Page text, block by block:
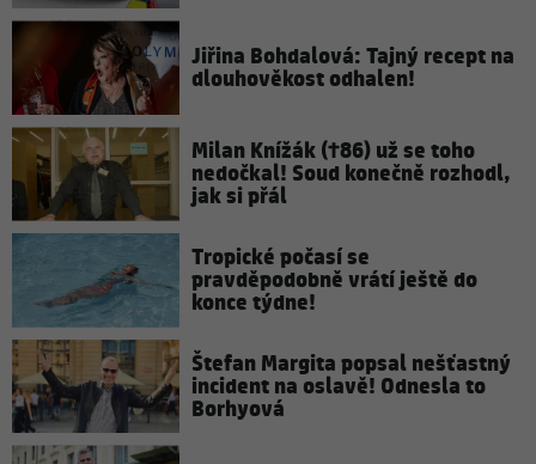
Jiřina Bohdalová: Tajný recept na
dlouhověkost odhalen!
Milan Knížák (†86) už se toho
nedočkal! Soud konečně rozhodl,
jak si přál
Tropické počasí se
pravděpodobně vrátí ještě do
konce týdne!
Štefan Margita popsal nešťastný
incident na oslavě! Odnesla to
Borhyová